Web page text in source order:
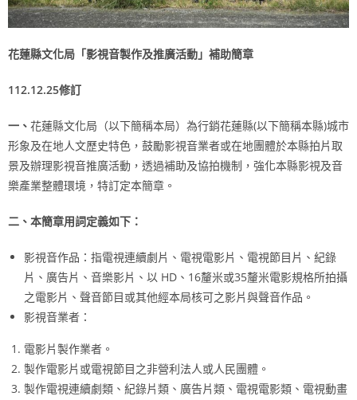
花蓮縣文化局「影視音製作及推廣活動」補助簡章
112.12.25修訂
一、 花蓮縣文化局（以下簡稱本局）為行銷花蓮縣(以下簡稱本縣)城市
形象及在地人文歷史特色，鼓勵影視音業者或在地團體於本縣拍片取
景及辦理影視音推廣活動，透過補助及協拍機制，強化本縣影視及音
樂產業整體環境，特訂定本簡章。
二、本簡章用詞定義如下：
影視音作品：指電視連續劇片、電視電影片、電視節目片、紀錄
片、廣告片、音樂影片、以 HD、16釐米或35釐米電影規格所拍攝
之電影片、聲音節目或其他經本局核可之影片與聲音作品。
影視音業者：
電影片製作業者。
製作電影片或電視節目之非營利法人或人民團體。
製作電視連續劇類、紀錄片類、廣告片類、電視電影類、電視動畫